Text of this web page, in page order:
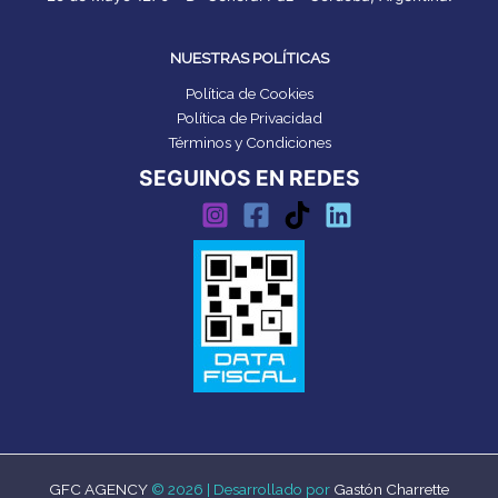
NUESTRAS POLÍTICAS
Política de Cookies
Política de Privacidad
Términos y Condiciones
SEGUINOS EN REDES
GFC AGENCY © 2026 | Desarrollado por Gastón Charrette